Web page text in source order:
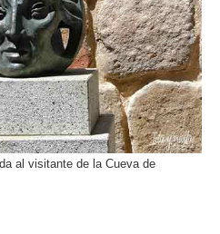
al visitante de la Cueva de